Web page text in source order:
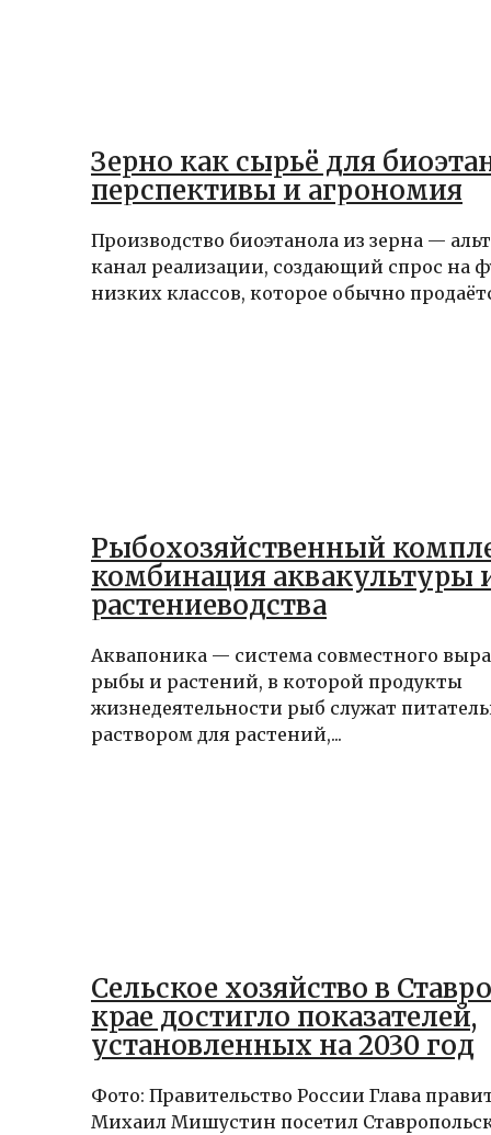
Зерно как сырьё для
перспективы и агрономия
Производство биоэтанола из зерна —
канал реализации, создающий спрос на
низких классов, которое обычно
Рыбохозяйственный
комбинация аквакультуры
растениеводства
Аквапоника — система совместного
рыбы и растений, в которой продукты
жизнедеятельности рыб служат
раствором для растений,...
Сельское хозяйство в
крае достигло показателей,
установленных на 2030 год
Фото: Правительство России Глава
Михаил Мишустин посетил